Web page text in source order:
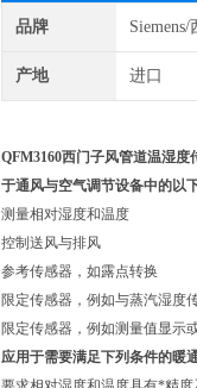
品牌
产地 进口
QFM3160西门子风管道温湿度
于通风与空气调节设备中的以
测量相对湿度和温度
控制送风与排风
参考传感器，如露点转换
限定传感器，例如与蒸汽湿度
限定传感器，例如测量值显示
应用于需要满足下列条件的暖